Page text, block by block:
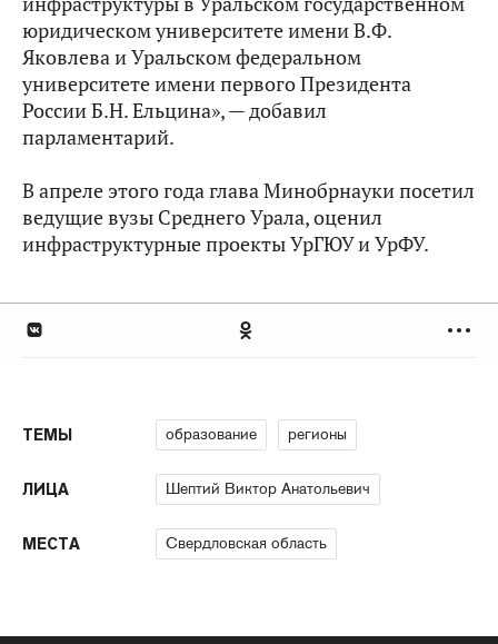
юридическом университете имени В.Ф.
Яковлева и Уральском федеральном
университете имени первого Президента
России Б.Н. Ельцина», — добавил
парламентарий.
В апреле этого года глава Минобрнауки посетил
ведущие вузы Среднего Урала, оценил
инфраструктурные проекты УрГЮУ и УрФУ.
ТЕМЫ образование регионы
ЛИЦА Шептий Виктор Анатольевич
МЕСТА Свердловская область